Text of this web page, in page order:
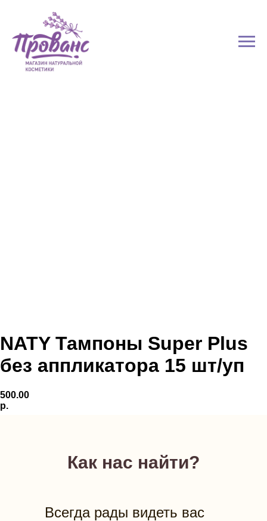
NATY Тампоны Super Plus
без аппликатора 15 шт/уп
500.00
р.
Как нас найти?
Всегда рады видеть вас